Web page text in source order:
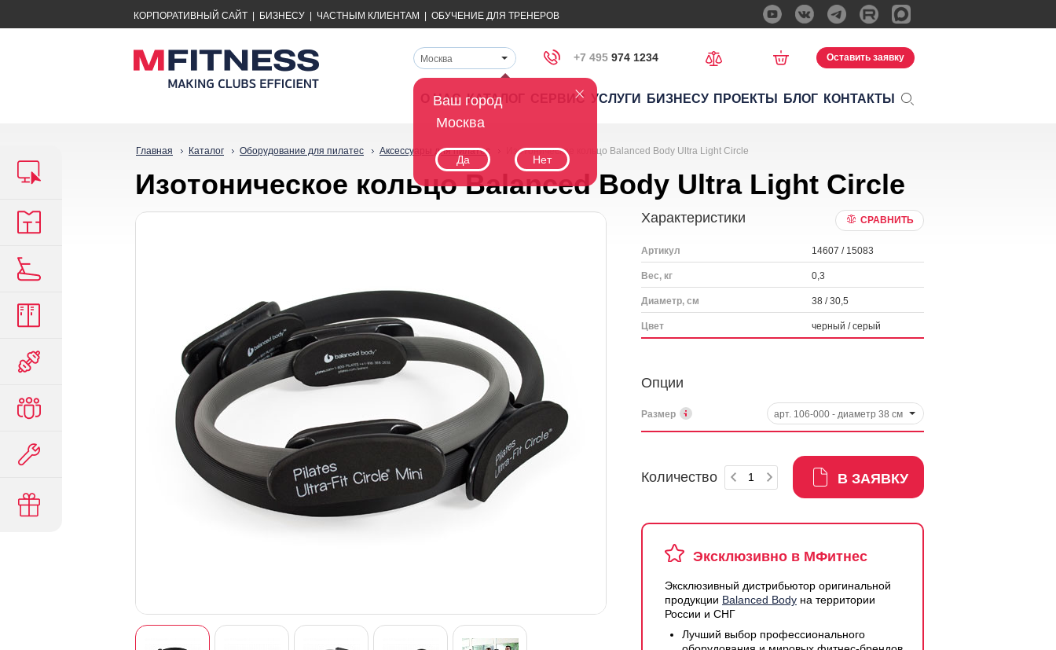
КОРПОРАТИВНЫЙ САЙТ БИЗНЕСУ ЧАСТНЫМ КЛИЕНТАМ ОБУЧЕНИЕ ДЛЯ ТРЕНЕРОВ
Ваш город
Москва
Да Нет
Москва +7 495 974 1234 Оставить заявку
О НАС КАТАЛОГ СЕРВИС УСЛУГИ БИЗНЕСУ ПРОЕКТЫ БЛОГ КОНТАКТЫ
Главная Каталог Оборудование для пилатес Аксессуары для пилатес Изoтoничecкoe кoльцo Balanced Body Ultra Light Circle
Изoтoничecкoe кoльцo Balanced Body Ultra Light Circle
Характеристики СРАВНИТЬ
Артикул 14607 / 15083
Вес, кг 0,3
Диаметр, см 38 / 30,5
Цвет черный / серый
Опции
Размер арт. 106-000 - диаметр 38 см
Количество В ЗАЯВКУ
Эксклюзивно в МФитнес
Эксклюзивный дистрибьютор оригинальной
продукции Balanced Body на территории
России и СНГ
Лучший выбор профессионального